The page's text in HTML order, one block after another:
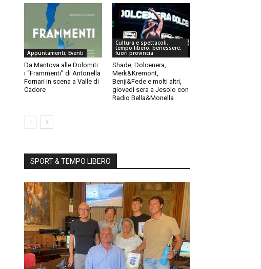
Appuntamenti, Eventi
Da Mantova alle Dolomiti:
i “Frammenti” di Antonella
Fornari in scena a Valle di
Cadore
Cultura e spettacoli,
tempo libero, benessere,
fuori provincia
Shade, Dolcenera,
Merk&Kremont,
Benji&Fede e molti altri,
giovedì sera a Jesolo con
Radio Bella&Monella
SPORT & TEMPO LIBERO